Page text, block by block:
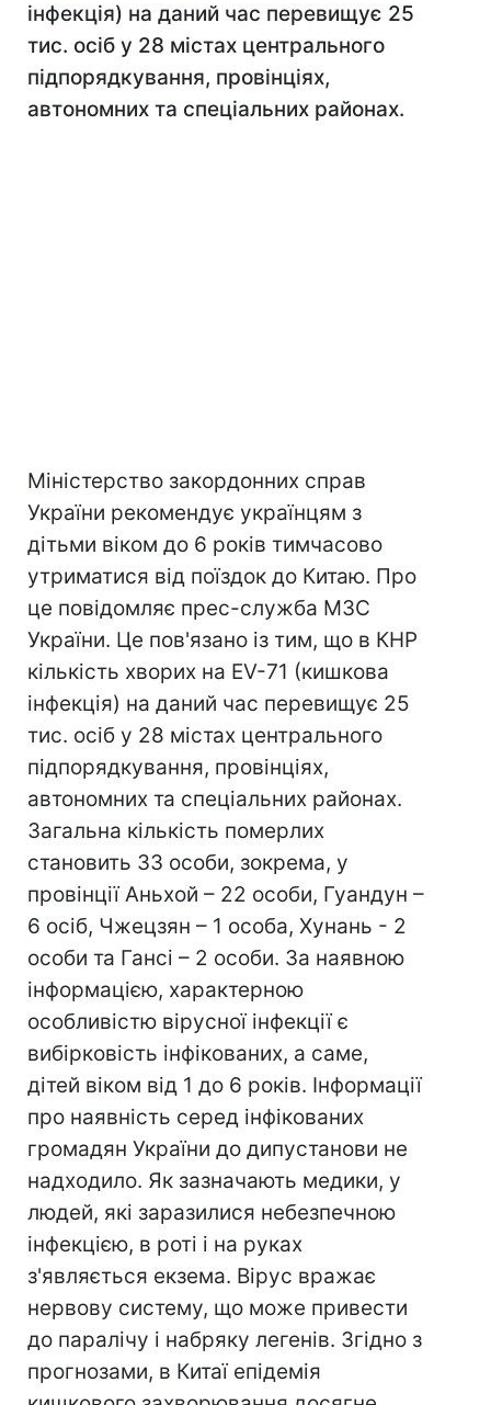
інфекція) на даний час перевищує 25
тис. осіб у 28 містах центрального
підпорядкування, провінціях,
автономних та спеціальних районах.
Міністерство закордонних справ
України рекомендує українцям з
дітьми віком до 6 років тимчасово
утриматися від поїздок до Китаю. Про
це повідомляє прес-служба МЗС
України. Це пов'язано із тим, що в КНР
кількість хворих на EV-71 (кишкова
інфекція) на даний час перевищує 25
тис. осіб у 28 містах центрального
підпорядкування, провінціях,
автономних та спеціальних районах.
Загальна кількість померлих
становить 33 особи, зокрема, у
провінції Аньхой – 22 особи, Гуандун –
6 осіб, Чжецзян – 1 особа, Хунань - 2
особи та Гансі – 2 особи. За наявною
інформацією, характерною
особливістю вірусної інфекції є
вибірковість інфікованих, а саме,
дітей віком від 1 до 6 років. Інформації
про наявність серед інфікованих
громадян України до дипустанови не
надходило. Як зазначають медики, у
людей, які заразилися небезпечною
інфекцією, в роті і на руках
з'являється екзема. Вірус вражає
нервову систему, що може привести
до паралічу і набряку легенів. Згідно з
прогнозами, в Китаї епідемія